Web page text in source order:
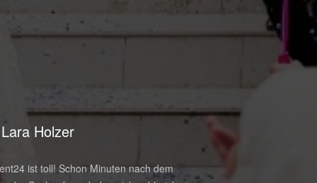
Lara Holzer
ist toll! Schon Minuten nach dem
Wow. Exakt wie es auf